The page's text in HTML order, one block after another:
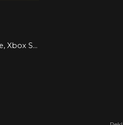
PC, PlayStation 4, PlayStation 5, Switch, Switch 2, Xbox One, Xbox Series